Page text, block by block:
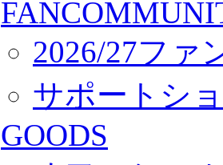
2026/27ファ
サポートシ
GOODS